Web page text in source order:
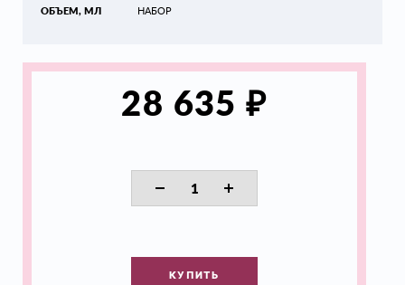
ОБЪЕМ, МЛ НАБОР
28 635₽
КУПИТЬ